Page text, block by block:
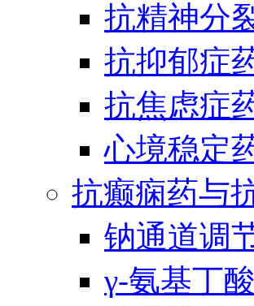
抗精神分
抗抑郁症
抗焦虑症
心境稳定
抗癫痫药与
钠通道调
γ-氨基丁